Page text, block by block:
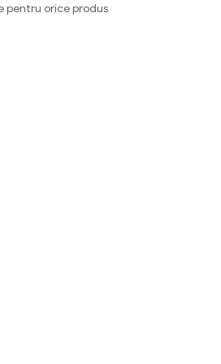
pentru orice produs